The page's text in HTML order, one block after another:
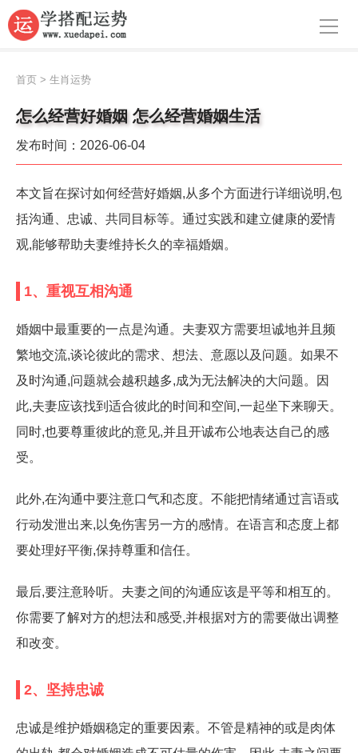
导航
生肖运势
风水
首页 > 生肖运势
怎么经营好婚姻 怎么经营婚姻生活
发布时间：2026-06-04
本文旨在探讨如何经营好婚姻,从多个方面进行详细说明,包
括沟通、忠诚、共同目标等。通过实践和建立健康的爱情
观,能够帮助夫妻维持长久的幸福婚姻。
1、重视互相沟通
婚姻中最重要的一点是沟通。夫妻双方需要坦诚地并且频
繁地交流,谈论彼此的需求、想法、意愿以及问题。如果不
及时沟通,问题就会越积越多,成为无法解决的大问题。因
此,夫妻应该找到适合彼此的时间和空间,一起坐下来聊天。
同时,也要尊重彼此的意见,并且开诚布公地表达自己的感
受。
此外,在沟通中要注意口气和态度。不能把情绪通过言语或
行动发泄出来,以免伤害另一方的感情。在语言和态度上都
要处理好平衡,保持尊重和信任。
最后,要注意聆听。夫妻之间的沟通应该是平等和相互的。
你需要了解对方的想法和感受,并根据对方的需要做出调整
和改变。
2、坚持忠诚
忠诚是维护婚姻稳定的重要因素。不管是精神的或是肉体